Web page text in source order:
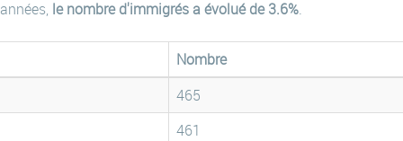
le nombre d'immigrés a évolué de 3.6%.
Nombre
465
461